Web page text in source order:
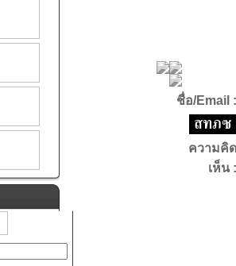
ชื่อ/Email :
ความคิด
เห็น :